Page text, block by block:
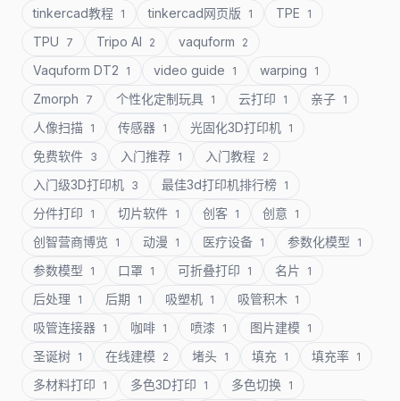
tinkercad教程 1 tinkercad网页版 1 TPE 1
TPU 7 Tripo AI 2 vaquform 2
Vaquform DT2 1 video guide 1 warping 1
Zmorph 7 个性化定制玩具 1 云打印 1 亲子 1
人像扫描 1 传感器 1 光固化3D打印机 1
免费软件 3 入门推荐 1 入门教程 2
入门级3D打印机 3 最佳3d打印机排行榜 1
分件打印 1 切片软件 1 创客 1 创意 1
创智营商博览 1 动漫 1 医疗设备 1 参数化模型 1
参数模型 1 口罩 1 可折叠打印 1 名片 1
后处理 1 后期 1 吸塑机 1 吸管积木 1
吸管连接器 1 咖啡 1 喷漆 1 图片建模 1
圣诞树 1 在线建模 2 堵头 1 填充 1 填充率 1
多材料打印 1 多色3D打印 1 多色切换 1